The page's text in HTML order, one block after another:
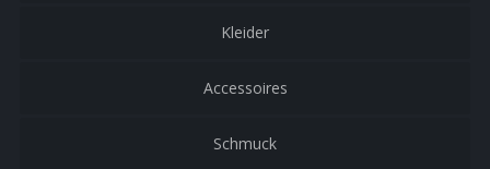
Kleider
Accessoires
Schmuck